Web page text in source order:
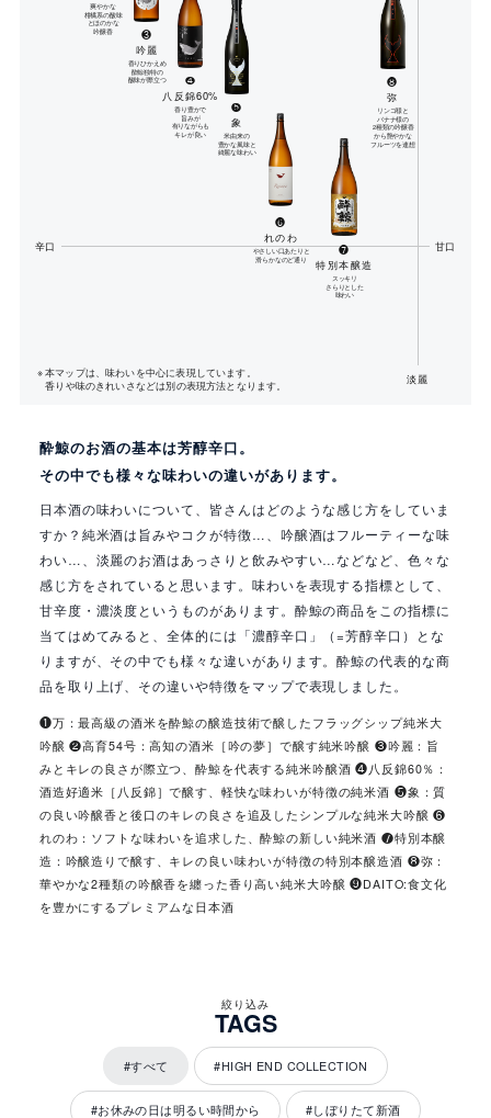
淡麗
辛口 甘口
爽やかな
柑橘系の酸味
とほのかな
吟醸香
❸
吟麗
香りひかえめ
酔鯨独特の
酸味が際立つ
❹
八反錦60%
香り豊かで
旨みが
有りながらも
キレが良い
❺
象
米由来の
豊かな風味と
綺麗な味わい
❻
れのわ
やさしい口あたりと
滑らかなのど通り
❼
特別本醸造
スッキリ
さらりとした
味わい
❽
弥
リンゴ様と
バナナ様の
2種類の吟醸香
から艶やかな
フルーツを連想
本マップは、味わいを中心に表現しています。
香りや味のきれいさなどは別の表現方法となります。
酔鯨のお酒の基本は芳醇辛口。
その中でも様々な味わいの違いがあります。
日本酒の味わいについて、皆さんはどのような感じ方をしていま
すか？純米酒は旨みやコクが特徴…、吟醸酒はフルーティーな味
わい…、淡麗のお酒はあっさりと飲みやすい…などなど、色々な
感じ方をされていると思います。味わいを表現する指標として、
甘辛度・濃淡度というものがあります。酔鯨の商品をこの指標に
当てはめてみると、全体的には「濃醇辛口」（=芳醇辛口）とな
りますが、その中でも様々な違いがあります。酔鯨の代表的な商
品を取り上げ、その違いや特徴をマップで表現しました。
❶万：最高級の酒米を酔鯨の醸造技術で醸したフラッグシップ純米大
吟醸 ❷高育54号：高知の酒米［吟の夢］で醸す純米吟醸 ❸吟麗：旨
みとキレの良さが際立つ、酔鯨を代表する純米吟醸酒 ❹八反錦60％：
酒造好適米［八反錦］で醸す、軽快な味わいが特徴の純米酒 ❺象：質
の良い吟醸香と後口のキレの良さを追及したシンプルな純米大吟醸 ❻
れのわ：ソフトな味わいを追求した、酔鯨の新しい純米酒 ❼特別本醸
造：吟醸造りで醸す、キレの良い味わいが特徴の特別本醸造酒 ❽弥：
華やかな2種類の吟醸香を纏った香り高い純米大吟醸 ❾DAITO:食文化
を豊かにするプレミアムな日本酒
絞り込み
TAGS
#すべて #HIGH END COLLECTION
#お休みの日は明るい時間から #しぼりたて新酒